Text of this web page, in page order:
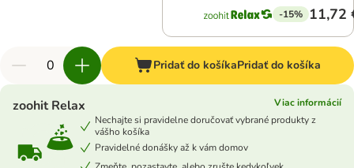
-15% 11,72
Pridať do košíkaPridať do košíka
zoohit Relax
Viac informácií
Nechajte si pravidelne doručovať vybrané produkty z
vášho košíka
Pravidelné donášky až k vám domov